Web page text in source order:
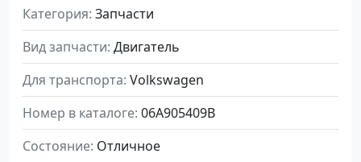
Категория Запчасти
Вид запчасти Двигатель
Для транспорта Volkswagen
Номер в каталоге 06A905409B
Состояние Отличное